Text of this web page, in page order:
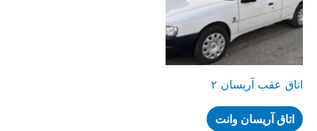
اتاق عقب آریسان ۲
اتاق آریسان وانت